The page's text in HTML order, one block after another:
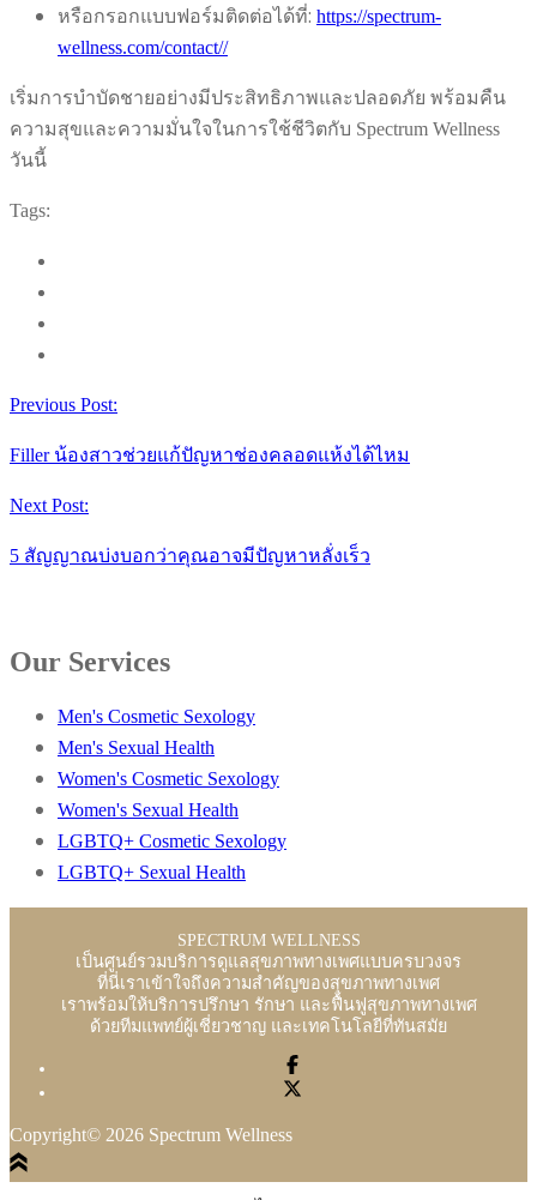
หรือกรอกแบบฟอร์มติดต่อได้ที่: https://spectrum-
wellness.com/contact//
เริ่มการบำบัดชายอย่างมีประสิทธิภาพและปลอดภัย พร้อมคืน
ความสุขและความมั่นใจในการใช้ชีวิตกับ Spectrum Wellness
วันนี้
Tags:
Previous Post:
Filler น้องสาวช่วยแก้ปัญหาช่องคลอดแห้งได้ไหม
Next Post:
5 สัญญาณบ่งบอกว่าคุณอาจมีปัญหาหลั่งเร็ว
Our Services
Men's Cosmetic Sexology
Men's Sexual Health
Women's Cosmetic Sexology
Women's Sexual Health
LGBTQ+ Cosmetic Sexology
LGBTQ+ Sexual Health
SPECTRUM WELLNESS
เป็นศูนย์รวมบริการดูแลสุขภาพทางเพศแบบครบวงจร
ที่นี่เราเข้าใจถึงความสำคัญของสุขภาพทางเพศ
เราพร้อมให้บริการปรึกษา รักษา และฟื้นฟูสุขภาพทางเพศ
ด้วยทีมแพทย์ผู้เชี่ยวชาญ และเทคโนโลยีที่ทันสมัย
Copyright© 2026 Spectrum Wellness